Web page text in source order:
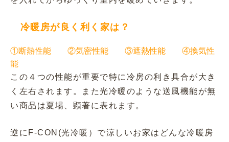
冷暖房が良く利く家は？
①断熱性能 ②気密性能 ③遮熱性能 ④換気性
能
この４つの性能が重要で特に冷房の利き具合が大き
く左右されます。また光冷暖のような送風機能が無
い商品は夏場、顕著に表れます。
逆にF-CON(光冷暖）で涼しいお家はどんな冷暖房